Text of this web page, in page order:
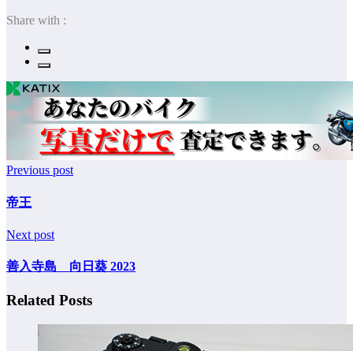
Share with :
Previous post
帝王
Next post
善入寺島 向日葵 2023
Related Posts